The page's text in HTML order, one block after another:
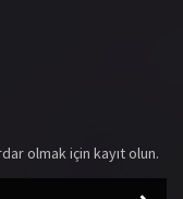
olmak için kayıt olun.